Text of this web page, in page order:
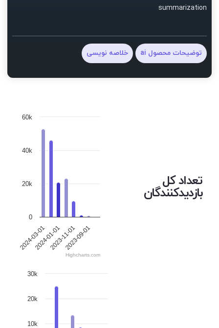
summarization
توضیحات محصول ai خلاصه نویسی
تعداد کل
بازدیدکنندگان
2024-03-012024-01-012023-11-012023-09-01
0
20k
40k
60k
Highcharts.com
10k
20k
30k